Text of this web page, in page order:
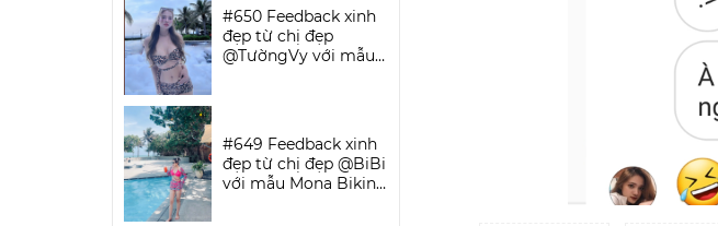
#650 Feedback xinh
đẹp từ chị đẹp
@TườngVy với mẫu
#649 Feedback xinh
đẹp từ chị đẹp @BiBi
với mẫu Mona Bikini